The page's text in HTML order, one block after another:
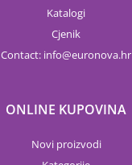
Katalogi
Cjenik
Contact: info euronova.hr
ONLINE KUPOVINA
Novi proizvodi